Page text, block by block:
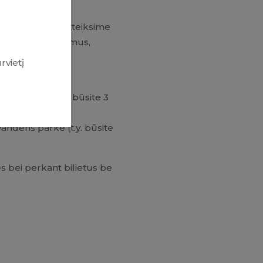
lango
Joje Jums pateiksime
gėrimus,
parke (t.y. būsite 3
parke (t.y. būsite
bei perkant bilietus be